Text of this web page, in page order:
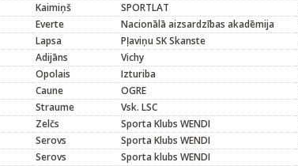
Kaimiņš SPORTLAT
Everte Nacionālā aizsardzības akadēmija
Lapsa Pļaviņu SK Skanste
Adijāns Vichy
Opolais Izturiba
Caune OGRE
Straume Vsk. LSC
Zelčs Sporta Klubs WENDI
Serovs Sporta Klubs WENDI
Serovs Sporta klubs WENDI